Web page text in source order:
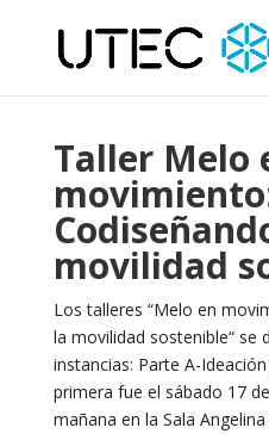
Taller Melo
movilidad
Los talleres “Melo en
la movilidad sostenible“ se
instancias: Parte A-
primera fue el sábado 17
mañana en la Sala